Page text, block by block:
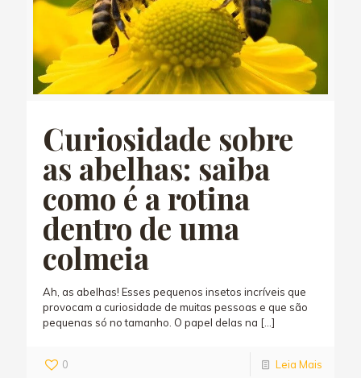
Curiosidade sobre
as abelhas: saiba
como é a rotina
dentro de uma
colmeia
Ah, as abelhas! Esses pequenos insetos incríveis que
provocam a curiosidade de muitas pessoas e que são
pequenas só no tamanho. O papel delas na […]
0 Leia Mais